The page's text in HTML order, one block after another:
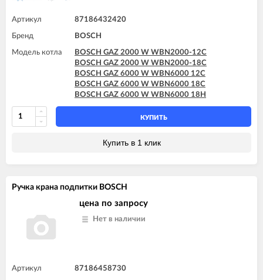
Артикул 87186432420
Бренд BOSCH
Модель котла
BOSCH GAZ 2000 W WBN2000-12C
BOSCH GAZ 2000 W WBN2000-18C
BOSCH GAZ 6000 W WBN6000 12C
BOSCH GAZ 6000 W WBN6000 18C
BOSCH GAZ 6000 W WBN6000 18H
КУПИТЬ
Купить в 1 клик
Ручка крана подпитки BOSCH
цена по запросу
Нет в наличии
Артикул 87186458730